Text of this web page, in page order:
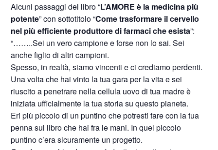
Alcuni passaggi del libro “L’AMORE è la medicina più
potente” con sottotitolo “Come trasformare il cervello
nel più efficiente produttore di farmaci che esista”:
“……..Sei un vero campione e forse non lo sai. Sei
anche figlio di altri campioni.
Spesso, in realtà, siamo vincenti e ci crediamo perdenti.
Una volta che hai vinto la tua gara per la vita e sei
riuscito a penetrare nella cellula uovo di tua madre è
iniziata ufficialmente la tua storia su questo pianeta.
Eri più piccolo di un puntino che potresti fare con la tua
penna sul libro che hai fra le mani. In quel piccolo
puntino c’era sicuramente un progetto.